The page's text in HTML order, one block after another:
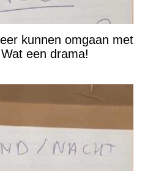
kunnen omgaan met
een drama!